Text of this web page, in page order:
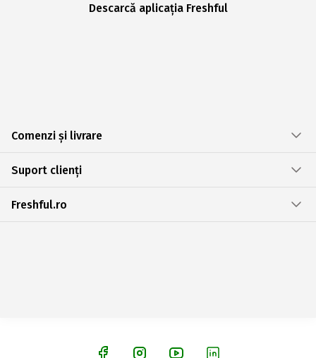
Descarcă aplicația Freshful
Comenzi și livrare
Suport clienți
Freshful.ro